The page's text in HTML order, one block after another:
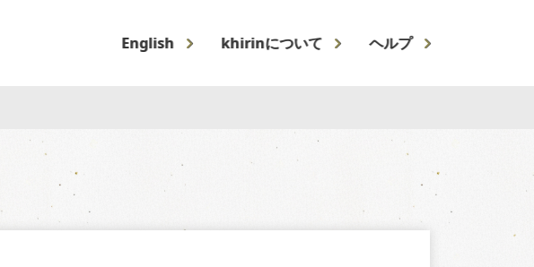
English khirinについて ヘルプ